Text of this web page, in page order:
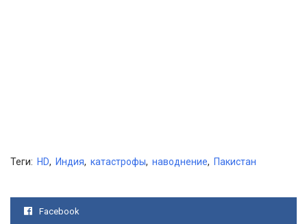
Теги: HD, Индия, катастрофы, наводнение, Пакистан
Facebook